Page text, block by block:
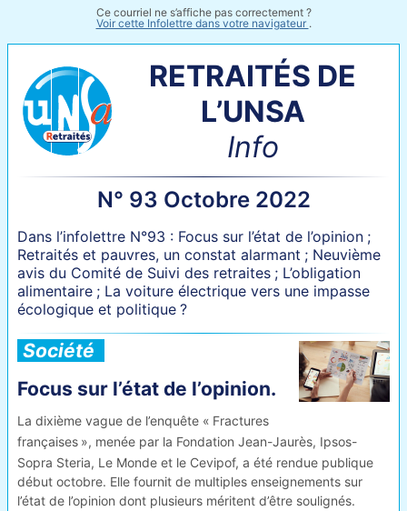
Ce courriel ne s’affiche pas correctement ?
Voir cette Infolettre dans votre navigateur .
RETRAITÉS DE
L’UNSA
Info
N° 93 Octobre 2022
Dans l’infolettre N°93 : Focus sur l’état de l’opinion ;
Retraités et pauvres, un constat alarmant ; Neuvième
avis du Comité de Suivi des retraites ; L’obligation
alimentaire ; La voiture électrique vers une impasse
écologique et politique ?
Société
Focus sur l’état de l’opinion.
La dixième vague de l’enquête « Fractures
françaises », menée par la Fondation Jean-Jaurès, Ipsos-
Sopra Steria, Le Monde et le Cevipof, a été rendue publique
début octobre. Elle fournit de multiples enseignements sur
l’état de l’opinion dont plusieurs méritent d’être soulignés.